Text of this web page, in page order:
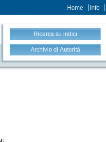
Home Info
Ricerca su indici
Archivio di Autorità